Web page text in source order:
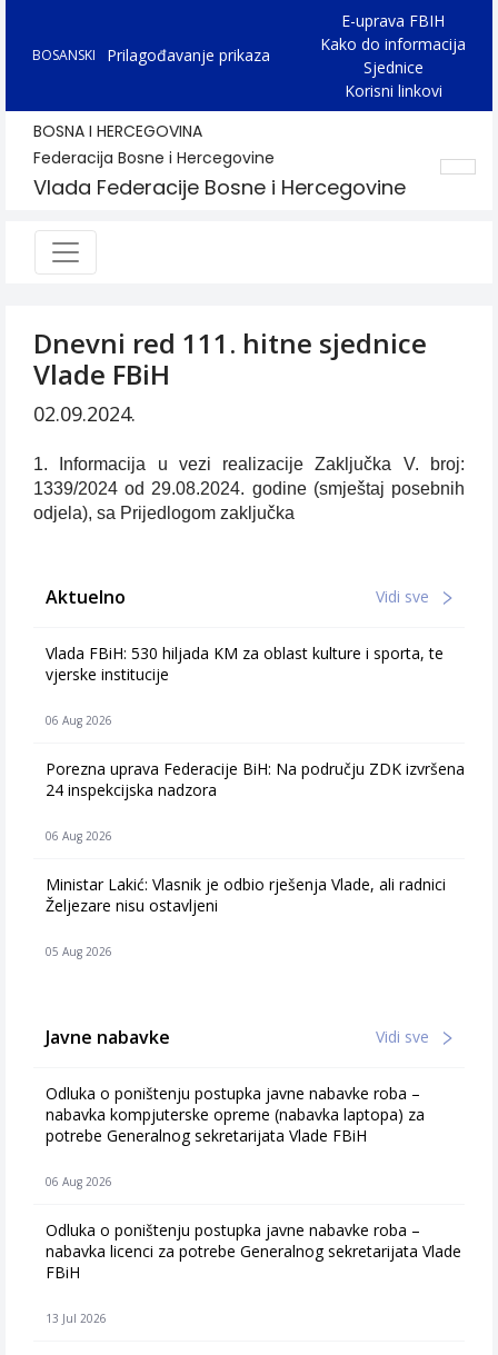
BOSANSKI Prilagođavanje prikaza
E-uprava FBIH
Kako do informacija
Sjednice
Korisni linkovi
BOSNA I HERCEGOVINA
Federacija Bosne i Hercegovine
Vlada Federacije Bosne i Hercegovine
Dnevni red 111. hitne sjednice
Vlade FBiH
02.09.2024.
1. Informacija u vezi realizacije Zaključka V. broj:
1339/2024 od 29.08.2024. godine (smještaj posebnih
odjela), sa Prijedlogom zaključka
Aktuelno Vidi sve
Vlada FBiH: 530 hiljada KM za oblast kulture i sporta, te
vjerske institucije
06 Aug 2026
Porezna uprava Federacije BiH: Na području ZDK izvršena
24 inspekcijska nadzora
06 Aug 2026
Ministar Lakić: Vlasnik je odbio rješenja Vlade, ali radnici
Željezare nisu ostavljeni
05 Aug 2026
Javne nabavke Vidi sve
Odluka o poništenju postupka javne nabavke roba –
nabavka kompjuterske opreme (nabavka laptopa) za
potrebe Generalnog sekretarijata Vlade FBiH
06 Aug 2026
Odluka o poništenju postupka javne nabavke roba –
nabavka licenci za potrebe Generalnog sekretarijata Vlade
FBiH
13 Jul 2026